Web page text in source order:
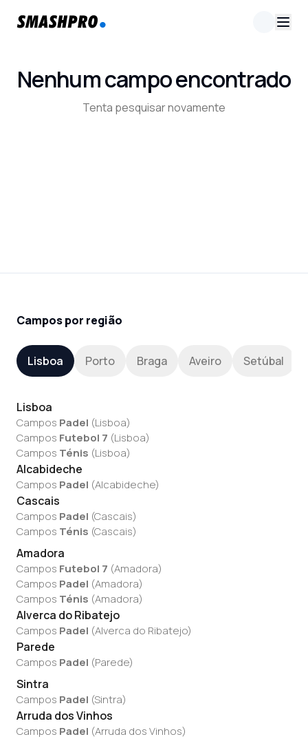
Nenhum campo encontrado
Tenta pesquisar novamente
Campos por região
Lisboa Porto Braga Aveiro Setúbal
Lisboa
Campos Padel (Lisboa)
Campos Futebol 7 (Lisboa)
Campos Ténis (Lisboa)
Alcabideche
Campos Padel (Alcabideche)
Cascais
Campos Padel (Cascais)
Campos Ténis (Cascais)
Amadora
Campos Futebol 7 (Amadora)
Campos Padel (Amadora)
Campos Ténis (Amadora)
Alverca do Ribatejo
Campos Padel (Alverca do Ribatejo)
Parede
Campos Padel (Parede)
Sintra
Campos Padel (Sintra)
Arruda dos Vinhos
Campos Padel (Arruda dos Vinhos)